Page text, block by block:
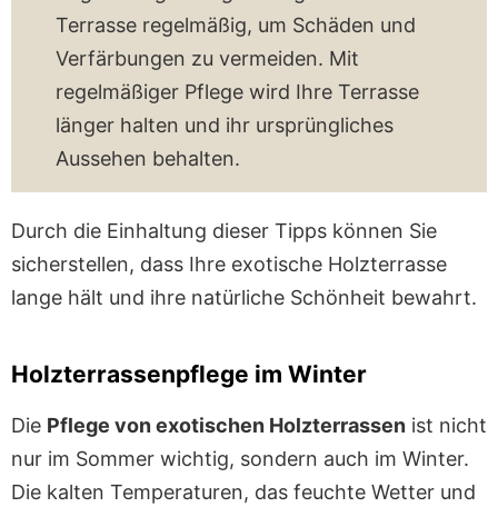
Terrasse regelmäßig, um Schäden und
Verfärbungen zu vermeiden. Mit
regelmäßiger Pflege wird Ihre Terrasse
länger halten und ihr ursprüngliches
Aussehen behalten.
Durch die Einhaltung dieser Tipps können Sie
sicherstellen, dass Ihre exotische Holzterrasse
lange hält und ihre natürliche Schönheit bewahrt.
Holzterrassenpflege im Winter
Die Pflege von exotischen Holzterrassen ist nicht
nur im Sommer wichtig, sondern auch im Winter.
Die kalten Temperaturen, das feuchte Wetter und